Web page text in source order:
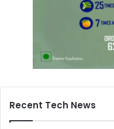
Recent Tech News